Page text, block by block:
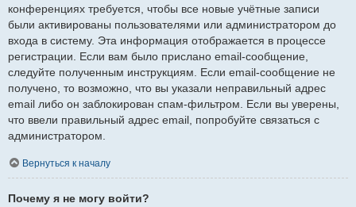
конференциях требуется, чтобы все новые учётные записи
были активированы пользователями или администратором до
входа в систему. Эта информация отображается в процессе
регистрации. Если вам было прислано email-сообщение,
следуйте полученным инструкциям. Если email-сообщение не
получено, то возможно, что вы указали неправильный адрес
email либо он заблокирован спам-фильтром. Если вы уверены,
что ввели правильный адрес email, попробуйте связаться с
администратором.
Вернуться к началу
Почему я не могу войти?